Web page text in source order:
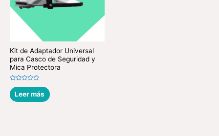
Kit de Adaptador Universal
para Casco de Seguridad y
Mica Protectora
Valorado
en
0
de
Leer más